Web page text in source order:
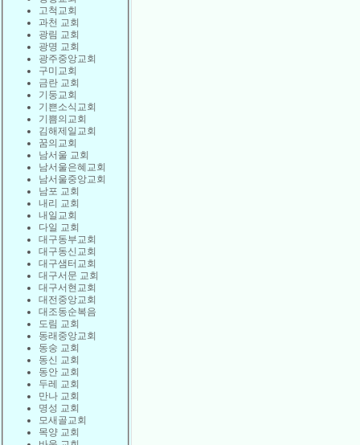
고척교회
과천 교회
광림 교회
광명 교회
광주중앙교회
구미교회
금란 교회
기둥교회
기쁜소식교회
기쁨의교회
김해제일교회
꿈의교회
남서울 교회
남서울은혜교회
남서울중앙교회
남포 교회
내리 교회
내일교회
다일 교회
대구동부교회
대구동신교회
대구샘터교회
대구서문 교회
대구서현교회
대전중앙교회
대조동순복음
도림 교회
동래중앙교회
동숭 교회
동신 교회
동안 교회
두레 교회
만나 교회
명성 교회
모새골교회
목양 교회